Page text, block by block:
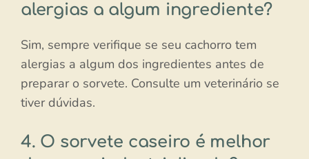
alergias a algum ingrediente?
Sim, sempre verifique se seu cachorro tem
alergias a algum dos ingredientes antes de
preparar o sorvete. Consulte um veterinário se
tiver dúvidas.
4. O sorvete caseiro é melhor